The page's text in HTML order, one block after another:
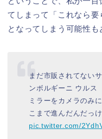
てしまって「これなら要
となってしまう可能性も
まだ市販されてない
ンボルギーニ ウルス
ミラーをカメラのみ
こまで進んだんだっけ
pic.twitter.com/